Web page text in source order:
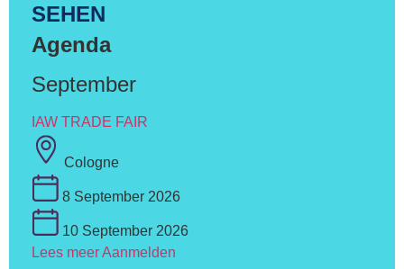
SEHEN
Agenda
September
IAW TRADE FAIR
Cologne
8 September 2026
10 September 2026
Lees meerAanmelden